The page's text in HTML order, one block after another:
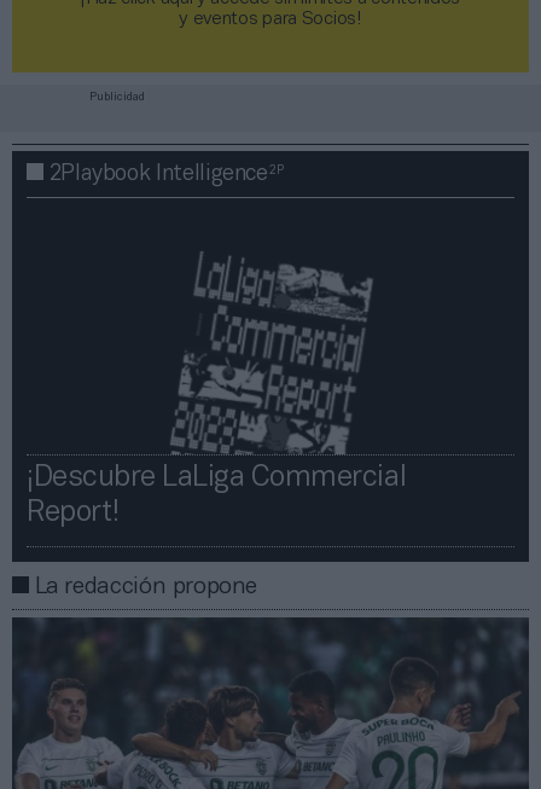
y eventos para Socios!​​​​​​​
Publicidad
2Playbook Intelligence2P
¡Descubre LaLiga Commercial
Report!​​
La redacción propone